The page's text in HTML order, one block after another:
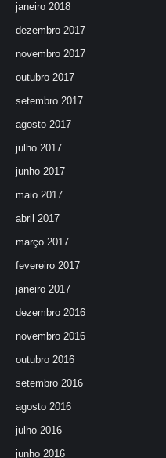
janeiro 2018
dezembro 2017
novembro 2017
outubro 2017
setembro 2017
agosto 2017
julho 2017
junho 2017
maio 2017
abril 2017
março 2017
fevereiro 2017
janeiro 2017
dezembro 2016
novembro 2016
outubro 2016
setembro 2016
agosto 2016
julho 2016
junho 2016